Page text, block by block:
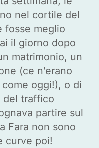
nel cortile del
fosse meglio
il giorno dopo
matrimonio, un
(ce n'erano
oggi!), o di
del traffico
partire sul
Fara non sono
curve poi!